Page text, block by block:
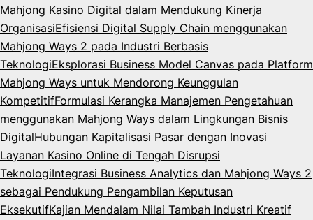
Mahjong Kasino Digital dalam Mendukung Kinerja
OrganisasiEfisiensi Digital Supply Chain menggunakan
Mahjong Ways 2 pada Industri Berbasis
TeknologiEksplorasi Business Model Canvas pada Platform
Mahjong Ways untuk Mendorong Keunggulan
KompetitifFormulasi Kerangka Manajemen Pengetahuan
menggunakan Mahjong Ways dalam Lingkungan Bisnis
DigitalHubungan Kapitalisasi Pasar dengan Inovasi
Layanan Kasino Online di Tengah Disrupsi
TeknologiIntegrasi Business Analytics dan Mahjong Ways 2
sebagai Pendukung Pengambilan Keputusan
EksekutifKajian Mendalam Nilai Tambah Industri Kreatif